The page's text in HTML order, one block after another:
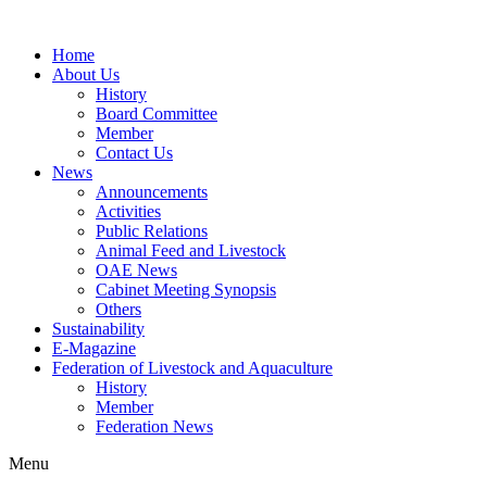
Home
About Us
History
Board Committee
Member
Contact Us
News
Announcements
Activities
Public Relations
Animal Feed and Livestock
OAE News
Cabinet Meeting Synopsis
Others
Sustainability
E-Magazine
Federation of Livestock and Aquaculture
History
Member
Federation News
Menu